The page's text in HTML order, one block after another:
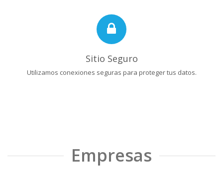
Sitio Seguro
Utilizamos conexiones seguras para proteger tus datos.
Empresas